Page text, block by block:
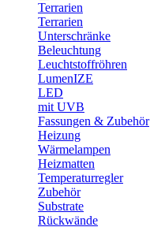
Terrarien
Terrarien
Unterschränke
Beleuchtung
Leuchtstoffröhren
LumenIZE
LED
mit UVB
Fassungen & Zubehör
Heizung
Wärmelampen
Heizmatten
Temperaturregler
Zubehör
Substrate
Rückwände